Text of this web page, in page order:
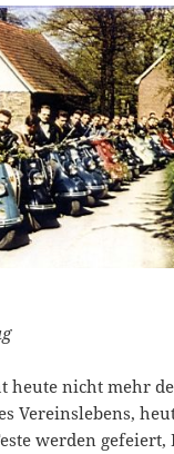
heute nicht mehr
Vereinslebens,
werden gefeiert,